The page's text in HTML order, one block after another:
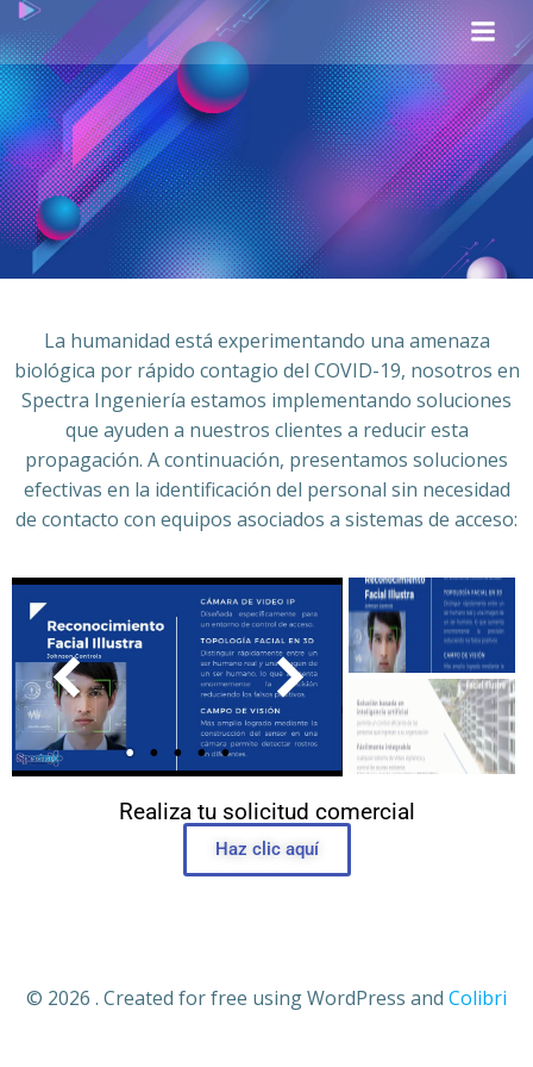
La humanidad está experimentando una amenaza
biológica por rápido contagio del COVID-19, nosotros en
Spectra Ingeniería estamos implementando soluciones
que ayuden a nuestros clientes a reducir esta
propagación. A continuación, presentamos soluciones
efectivas en la identificación del personal sin necesidad
de contacto con equipos asociados a sistemas de acceso:
Realiza tu solicitud comercial
Haz clic aquí
© 2026 . Created for free using WordPress and Colibri